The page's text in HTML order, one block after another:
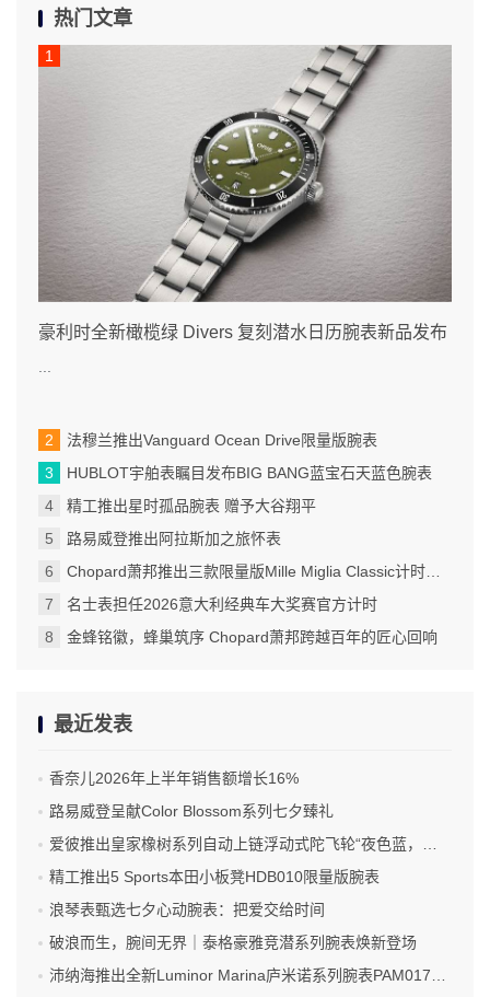
热门文章
豪利时全新橄榄绿 Divers 复刻潜水日历腕表新品发布
法穆兰推出Vanguard Ocean Drive限量版腕表
HUBLOT宇舶表瞩目发布BIG BANG蓝宝石天蓝色腕表
精工推出星时孤品腕表 赠予大谷翔平
路易威登推出阿拉斯加之旅怀表
Chopard萧邦推出三款限量版Mille Miglia Classic计时码表
名士表担任2026意大利经典车大奖赛官方计时
金蜂铭徽，蜂巢筑序 Chopard萧邦跨越百年的匠心回响
最近发表
香奈儿2026年上半年销售额增长16%
路易威登呈献Color Blossom系列七夕臻礼
爱彼推出皇家橡树系列自动上链浮动式陀飞轮“夜色蓝，云50”陶瓷腕表
精工推出5 Sports本田小板凳HDB010限量版腕表
浪琴表甄选七夕心动腕表：把爱交给时间
破浪而生，腕间无界｜泰格豪雅竞潜系列腕表焕新登场
沛纳海推出全新Luminor Marina庐米诺系列腕表PAM01707 标志性设计融合高科技材质